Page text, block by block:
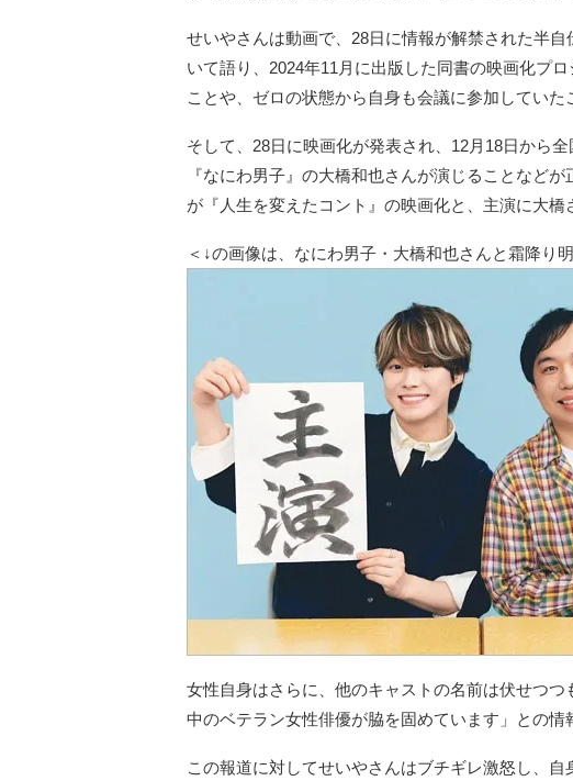
せいやさんは動画で、28日に情報が解禁された半
いて語り、2024年11月に出版した同書の映画化プ
ことや、ゼロの状態から自身も会議に参加していた
そして、28日に映画化が発表され、12月18日から
『なにわ男子』の大橋和也さんが演じることなど
が『人生を変えたコント』の映画化と、主演に大橋
＜↓の画像は、なにわ男子・大橋和也さんと霜降り
女性自身はさらに、他のキャストの名前は伏せつ
中のベテラン女性俳優が脇を固めています」との情
この報道に対してせいやさんはブチギレ激怒し、